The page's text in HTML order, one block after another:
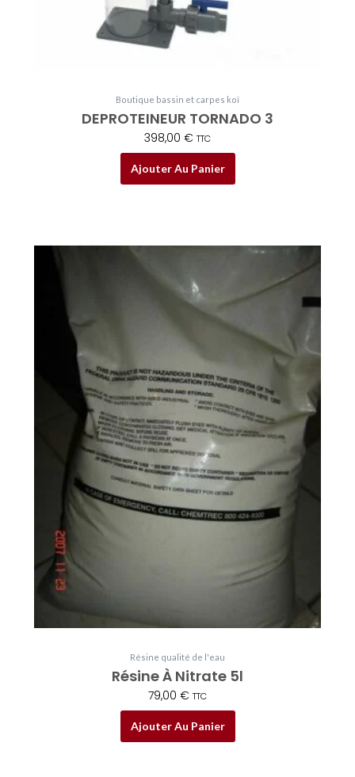
Boutique bassin et carpes koï
DEPROTEINEUR TORNADO 3
398,00 € TTC
Ajouter Au Panier
Résine qualité de l'eau
Résine À Nitrate 5l
79,00 € TTC
Ajouter Au Panier